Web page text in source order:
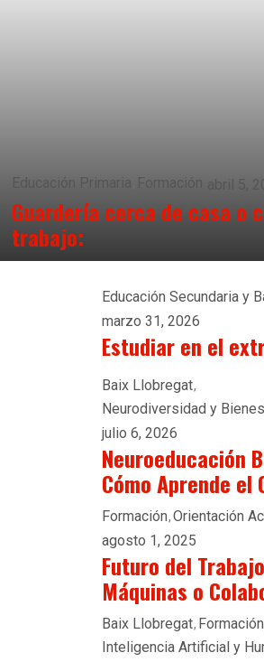
Educación Primaria Formación abril 5,
Guardería cerca de casa o
trabajo:
Educación Secundaria y
marzo 31, 2026
Estudiar en el
Baix Llobregat
Neurodiversidad y
julio 6, 2026
Neuroeducación
Cómo Aprende el
Formación Orientación
agosto 1, 2025
Futuro del
Máquinas o
Baix Llobregat Formación
Inteligencia Artificial y